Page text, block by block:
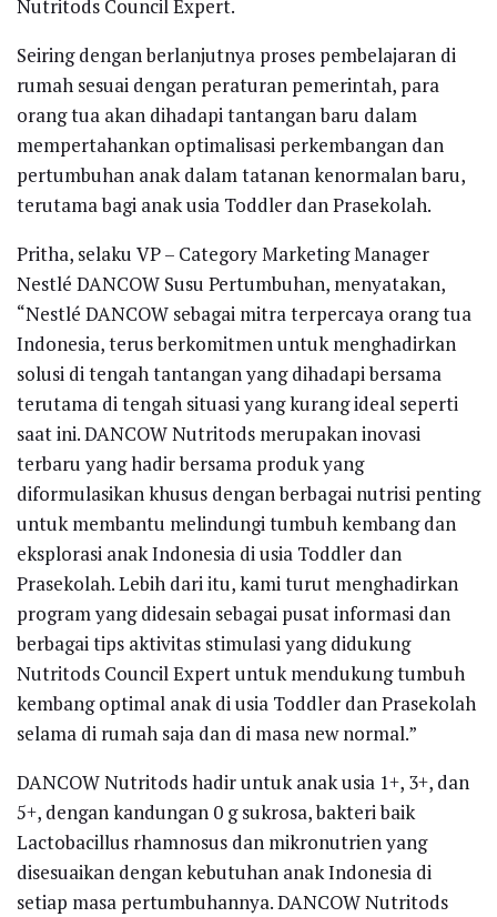
Nutritods Council Expert.
Seiring dengan berlanjutnya proses pembelajaran di
rumah sesuai dengan peraturan pemerintah, para
orang tua akan dihadapi tantangan baru dalam
mempertahankan optimalisasi perkembangan dan
pertumbuhan anak dalam tatanan kenormalan baru,
terutama bagi anak usia Toddler dan Prasekolah.
Pritha, selaku VP – Category Marketing Manager
Nestlé DANCOW Susu Pertumbuhan, menyatakan,
“Nestlé DANCOW sebagai mitra terpercaya orang tua
Indonesia, terus berkomitmen untuk menghadirkan
solusi di tengah tantangan yang dihadapi bersama
terutama di tengah situasi yang kurang ideal seperti
saat ini. DANCOW Nutritods merupakan inovasi
terbaru yang hadir bersama produk yang
diformulasikan khusus dengan berbagai nutrisi penting
untuk membantu melindungi tumbuh kembang dan
eksplorasi anak Indonesia di usia Toddler dan
Prasekolah. Lebih dari itu, kami turut menghadirkan
program yang didesain sebagai pusat informasi dan
berbagai tips aktivitas stimulasi yang didukung
Nutritods Council Expert untuk mendukung tumbuh
kembang optimal anak di usia Toddler dan Prasekolah
selama di rumah saja dan di masa new normal.”
DANCOW Nutritods hadir untuk anak usia 1+, 3+, dan
5+, dengan kandungan 0 g sukrosa, bakteri baik
Lactobacillus rhamnosus dan mikronutrien yang
disesuaikan dengan kebutuhan anak Indonesia di
setiap masa pertumbuhannya. DANCOW Nutritods